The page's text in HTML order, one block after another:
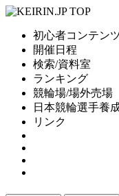
初心者コンテン
開催日程
検索/資料室
ランキング
競輪場/場外売場
日本競輪選手養
リンク